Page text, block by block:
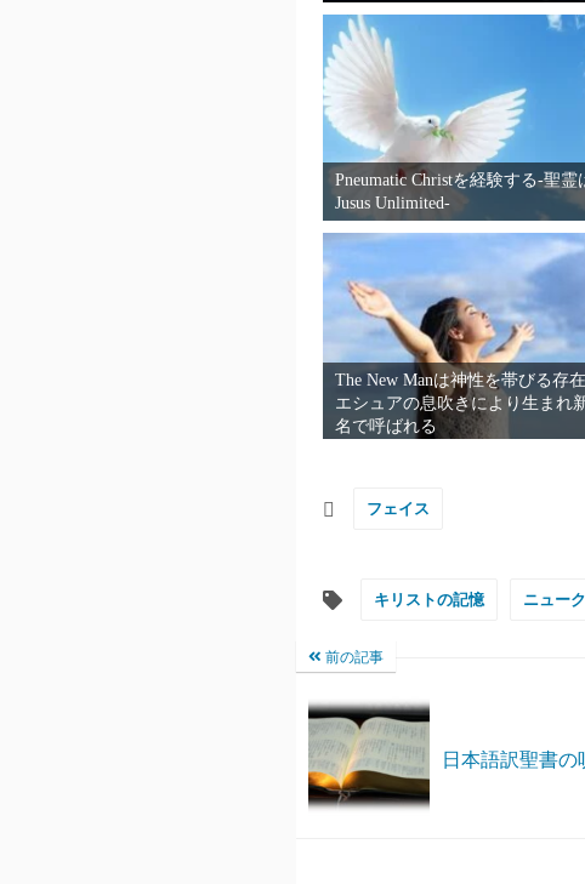
相違、主語たるセンターは誰か
Pneumatic Christを経験する-聖霊
Jusus Unlimited-
The New Manは神性を帯びる存
エシュアの息吹きにより生まれ
名で呼ばれる
フェイス
キリストの記憶 ニュー
前の記事
日本語訳聖書の